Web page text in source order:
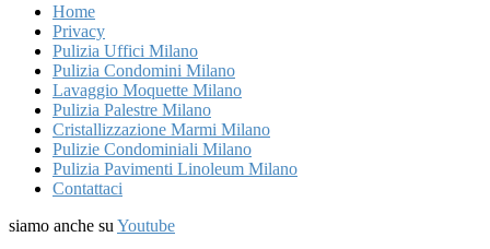
Home
Privacy
Pulizia Uffici Milano
Pulizia Condomini Milano
Lavaggio Moquette Milano
Pulizia Palestre Milano
Cristallizzazione Marmi Milano
Pulizie Condominiali Milano
Pulizia Pavimenti Linoleum Milano
Contattaci
siamo anche su Youtube